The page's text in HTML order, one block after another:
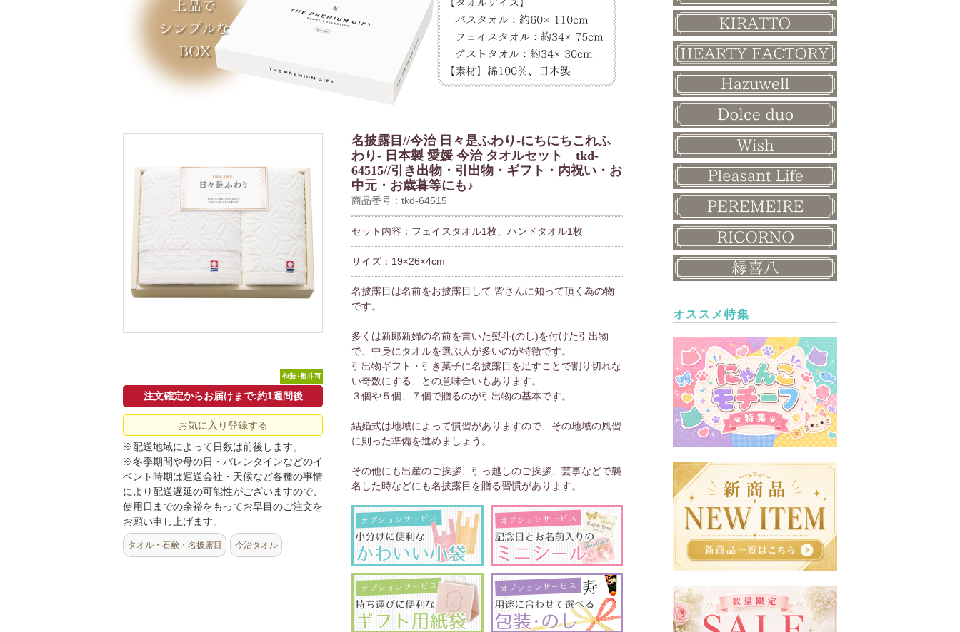
包装･熨斗可
注文確定からお届けまで:約1週間後
お気に入り登録する
※配送地域によって日数は前後します。
※冬季期間や母の日・バレンタインなどのイ
ベント時期は運送会社・天候など各種の事情
により配送遅延の可能性がございますので、
使用日までの余裕をもってお早目のご注文を
お願い申し上げます。
タオル・石鹸・名披露目 今治タオル
名披露目//今治 日々是ふわり-にちにちこれふ
わり- 日本製 愛媛 今治 タオルセット tkd-
64515//引き出物・引出物・ギフト・内祝い・お
中元・お歳暮等にも♪
商品番号：tkd-64515
セット内容：フェイスタオル1枚、ハンドタオル1枚
サイズ：19×26×4cm
名披露目は名前をお披露目して 皆さんに知って頂く為の物
です。
多くは新郎新婦の名前を書いた熨斗(のし)を付けた引出物
で、中身にタオルを選ぶ人が多いのが特徴です。
引出物ギフト・引き菓子に名披露目を足すことで割り切れな
い奇数にする、との意味合いもあります。
３個や５個、７個で贈るのが引出物の基本です。
結婚式は地域によって慣習がありますので、その地域の風習
に則った準備を進めましょう。
その他にも出産のご挨拶、引っ越しのご挨拶、芸事などで襲
名した時などにも名披露目を贈る習慣があります。
オススメ特集